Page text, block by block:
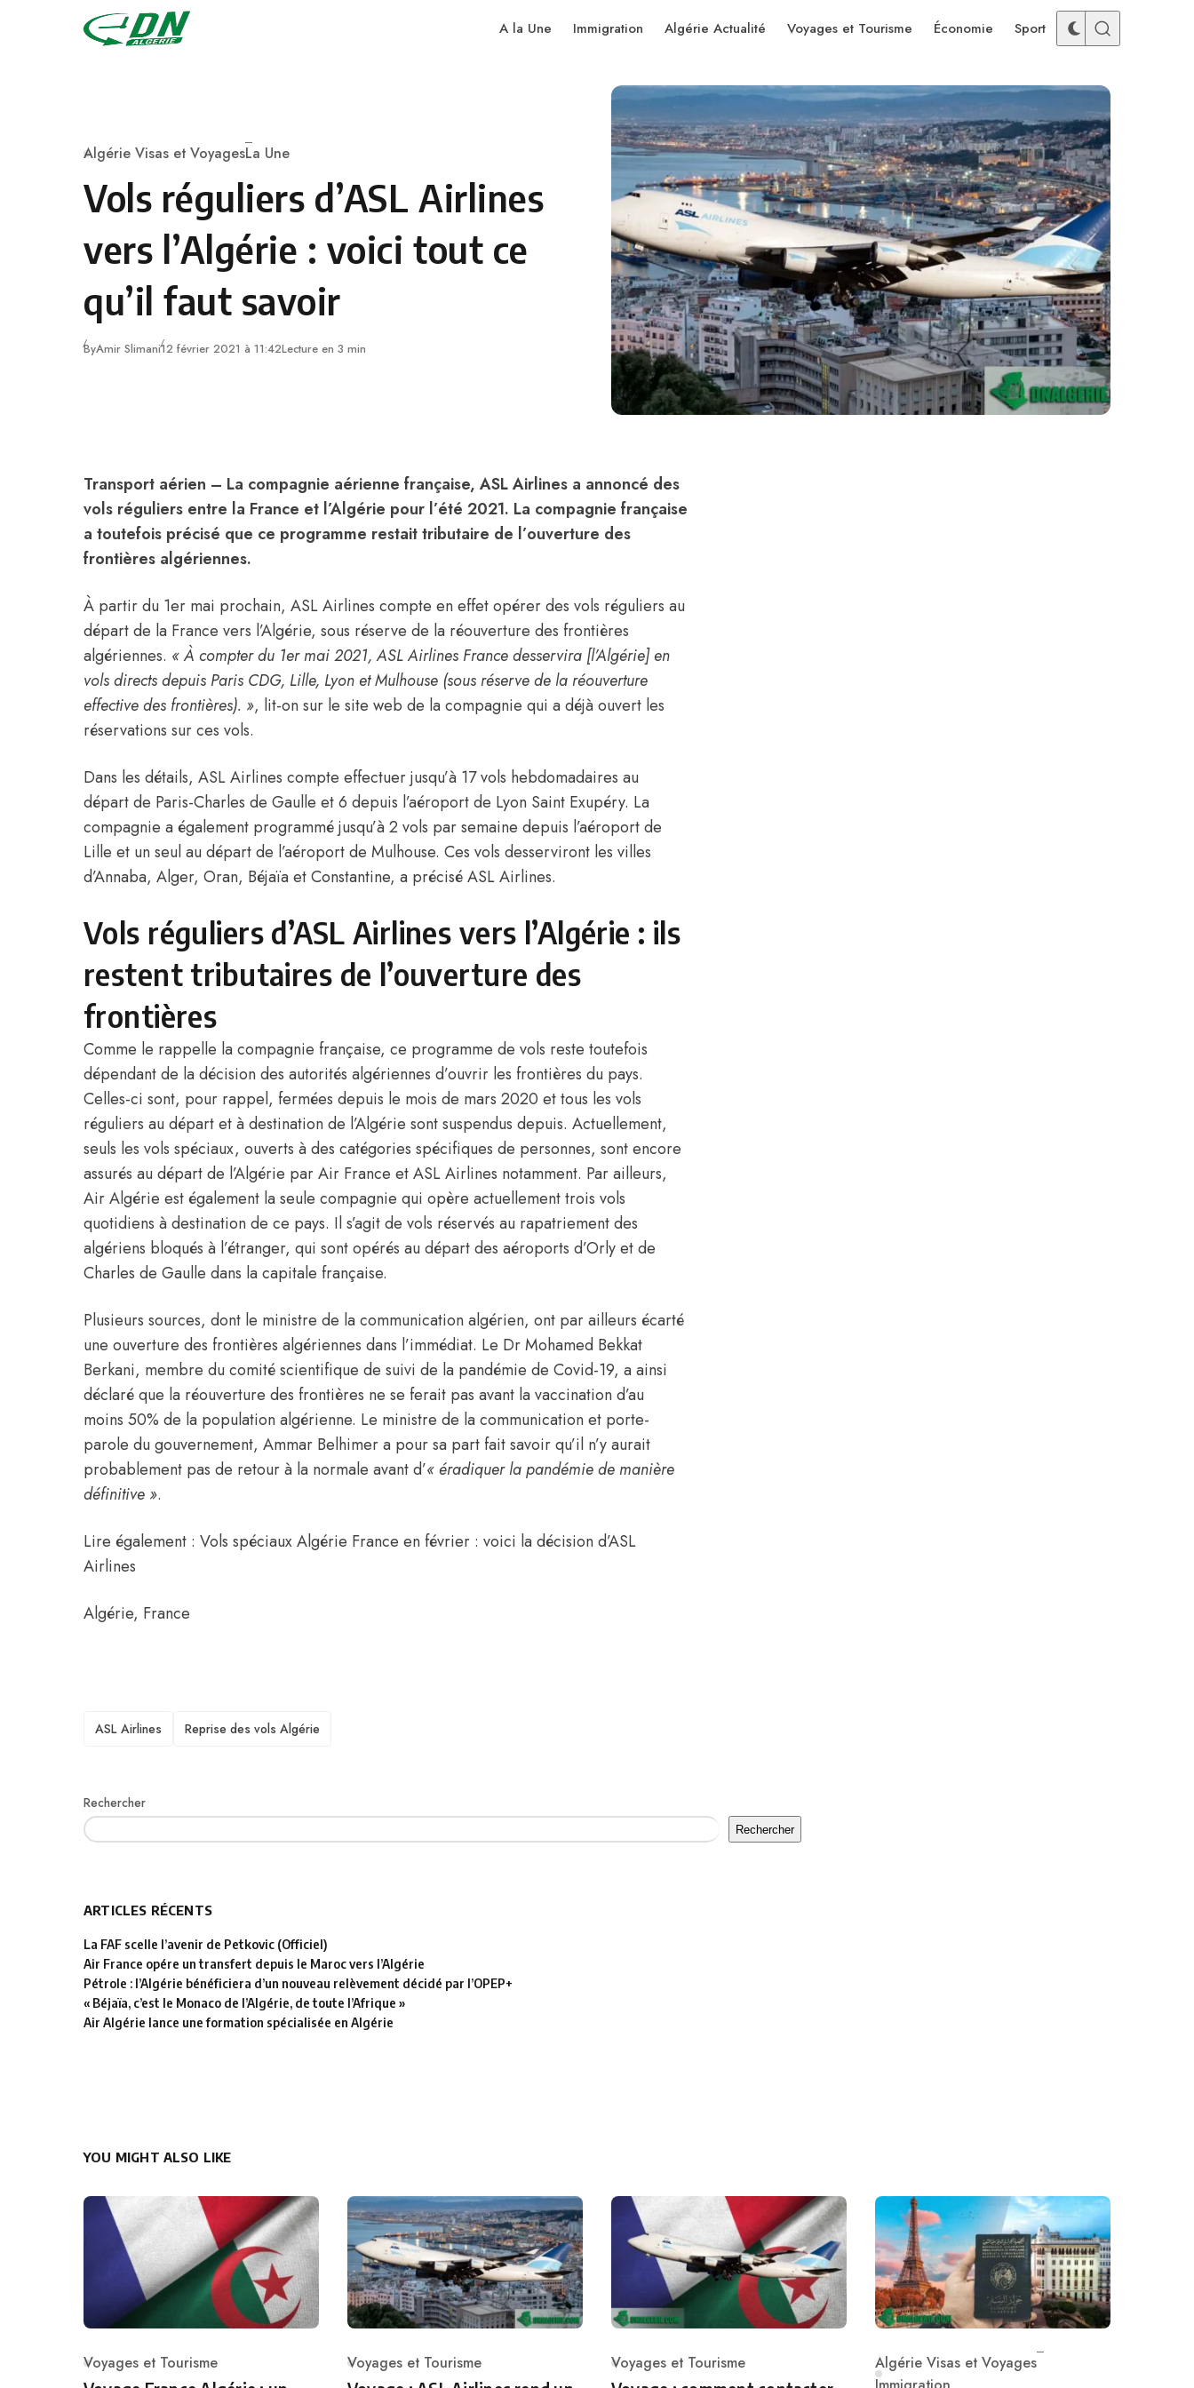
Skip to content
A la Une Immigration Algérie Actualité Voyages et Tourisme Économie Sport
Category
Algérie Visas et VoyagesLa Une
Vols réguliers d’ASL Airlines
vers l’Algérie : voici tout ce
qu’il faut savoir
ByAmir Slimani12 février 2021 à 11:42Lecture en 3 min
Transport aérien – La compagnie aérienne française, ASL Airlines a annoncé des
vols réguliers entre la France et l’Algérie pour l’été 2021. La compagnie française
a toutefois précisé que ce programme restait tributaire de l’ouverture des
frontières algériennes.
À partir du 1er mai prochain, ASL Airlines compte en effet opérer des vols réguliers au
départ de la France vers l’Algérie, sous réserve de la réouverture des frontières
algériennes. « À compter du 1er mai 2021, ASL Airlines France desservira [l’Algérie] en
vols directs depuis Paris CDG, Lille, Lyon et Mulhouse (sous réserve de la réouverture
effective des frontières). », lit-on sur le site web de la compagnie qui a déjà ouvert les
réservations sur ces vols.
Dans les détails, ASL Airlines compte effectuer jusqu’à 17 vols hebdomadaires au
départ de Paris-Charles de Gaulle et 6 depuis l’aéroport de Lyon Saint Exupéry. La
compagnie a également programmé jusqu’à 2 vols par semaine depuis l’aéroport de
Lille et un seul au départ de l’aéroport de Mulhouse. Ces vols desserviront les villes
d’Annaba, Alger, Oran, Béjaïa et Constantine, a préciséASL Airlines.
Vols réguliers d’ASL Airlines vers l’Algérie : ils
restent tributaires de l’ouverture des
frontières
Comme le rappelle la compagnie française, ce programme de vols reste toutefois
dépendant de la décision des autorités algériennes d’ouvrir les frontières du pays.
Celles-ci sont, pour rappel, fermées depuis le mois de mars 2020 et tous les vols
réguliers au départ et à destination de l’Algérie sont suspendus depuis. Actuellement,
seuls les vols spéciaux, ouverts à des catégories spécifiques de personnes, sont encore
assurés au départ de l’Algérie parAir France etASL Airlines notamment. Par ailleurs,
Air Algérie est également la seule compagnie qui opère actuellement trois vols
quotidiens à destination de ce pays. Il s’agit de vols réservés au rapatriement des
algériens bloqués à l’étranger, qui sont opérés au départ des aéroports d’Orly et de
Charles de Gaulle dans la capitale française.
Plusieurs sources, dont le ministre de la communication algérien, ont par ailleurs écarté
une ouverture des frontières algériennes dans l’immédiat. Le Dr Mohamed Bekkat
Berkani, membre du comité scientifique de suivi de la pandémie de Covid-19, a ainsi
déclaré que la réouverture des frontières ne se ferait pas avant la vaccination d’au
moins 50% de la population algérienne. Le ministre de la communication et porte-
parole du gouvernement, Ammar Belhimer a pour sa part fait savoir qu’il n’y aurait
probablement pas de retour à la normale avant d’« éradiquer la pandémie de manière
définitive ».
Lire également : Vols spéciaux Algérie France en février : voici la décision d’ASL
Airlines
Algérie, France
TAGS
ASL Airlines Reprise des vols Algérie
Rechercher
Rechercher
ARTICLES RÉCENTS
La FAF scelle l’avenir de Petkovic (Officiel)
Air France opére un transfert depuis le Maroc vers l’Algérie
Pétrole : l’Algérie bénéficiera d’un nouveau relèvement décidé par l’OPEP+
« Béjaïa, c’est le Monaco de l’Algérie, de toute l’Afrique »
Air Algérie lance une formation spécialisée en Algérie
YOU MIGHT ALSO LIKE
Category
Voyages et Tourisme Category
Voyages et Tourisme Category
Voyages et Tourisme
Category
Algérie Visas et Voyages